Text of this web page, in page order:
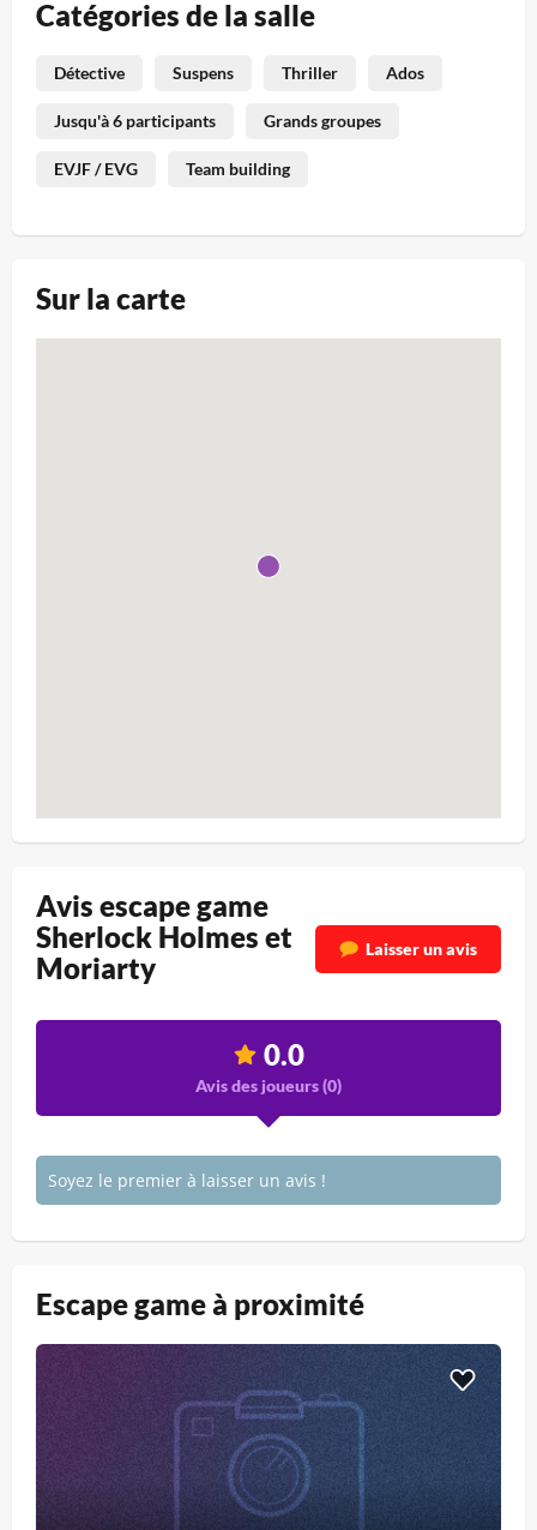
Catégories de la salle
Détective Suspens Thriller Ados
Jusqu'à 6 participants Grands groupes
EVJF / EVG Team building
Sur la carte
Avis escape game
Sherlock Holmes et
Moriarty
Laisser un avis
0.0
Avis des joueurs (0)
Soyez le premier à laisser un avis !
Escape game à proximité